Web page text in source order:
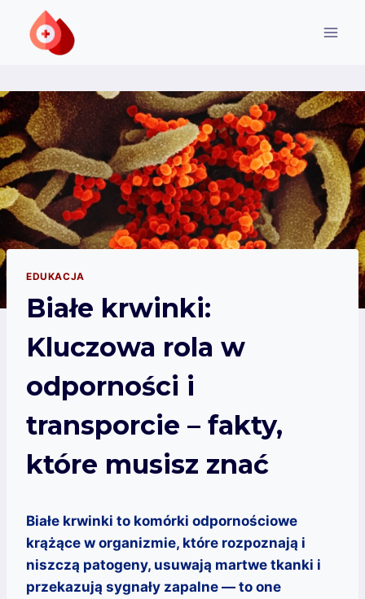
Przejdź
EDUKACJA
Białe krwinki:
Kluczowa rola w
odporności i
transporcie – fakty,
które musisz znać
Białe krwinki to komórki odpornościowe
krążące w organizmie, które rozpoznają i
niszczą patogeny, usuwają martwe tkanki i
przekazują sygnały zapalne — to one